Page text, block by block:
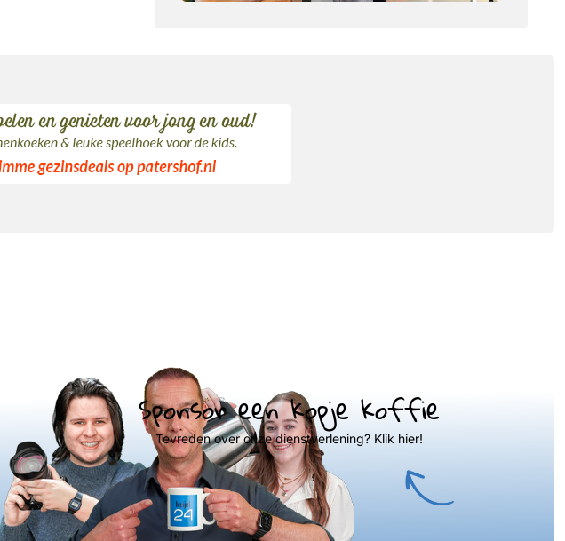
Sponsor een kopje koffie
Tevreden over onze dienstverlening? Klik hier!